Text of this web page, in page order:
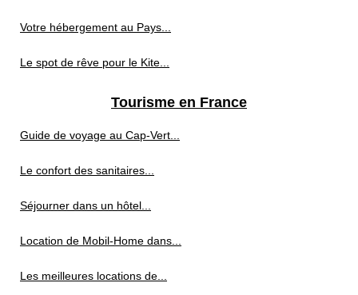
Votre hébergement au Pays...
Le spot de rêve pour le Kite...
Tourisme en France
Guide de voyage au Cap‑Vert...
Le confort des sanitaires...
Séjourner dans un hôtel...
Location de Mobil-Home dans...
Les meilleures locations de...